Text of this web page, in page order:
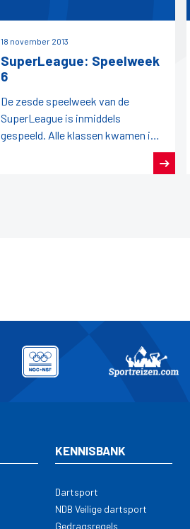
18 november 2013
SuperLeague: Speelweek
6
De zesde speelweek van de
SuperLeague is inmiddels
gespeeld. Alle klassen kwamen in
actie.HoofdklasseDrie van de vier
KENNISBANK
Dartsport
NDB Veilige dartsport
Gedragsregels